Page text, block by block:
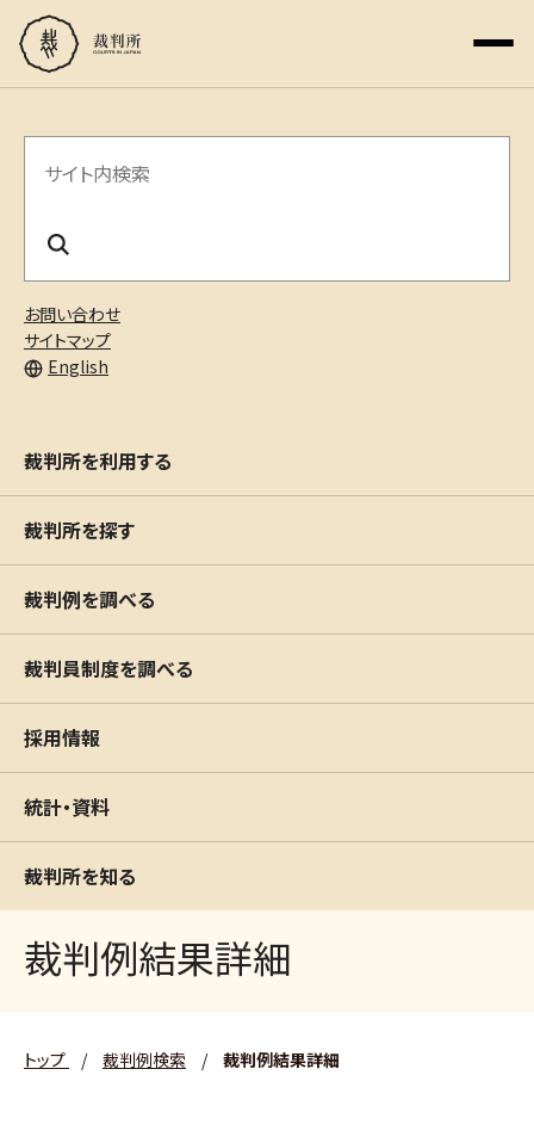
お問い合わせ
サイトマップ
English
サ
内
検
索
裁判所を利用する
裁判所を探す
裁判例を調べる
裁判員制度を調べる
採用情報
統計・資料
裁判所を知る
裁判例結果詳細
トップ / 裁判例検索 / 裁判例結果詳細